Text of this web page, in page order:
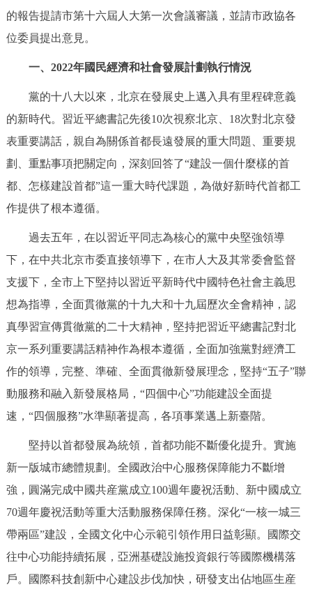
仲介服務
12345網上接訴即辦 我要諮詢 我要建議
參與調查 線上訪談 圖説互動
走進北京
北京概況 十六區概覽
多語種
ENGLISH 한국어 日本語
ESPAÑOL العربية PORTUGUÊS
ITALIANO
回到頂部
的報告提請市第十六屆人大第一次會議審議，並請市政協各
位委員提出意見。
一、2022年國民經濟和社會發展計劃執行情況
黨的十八大以來，北京在發展史上邁入具有里程碑意義
的新時代。習近平總書記先後10次視察北京、18次對北京發
表重要講話，親自為關係首都長遠發展的重大問題、重要規
劃、重點事項把關定向，深刻回答了“建設一個什麼樣的首
都、怎樣建設首都”這一重大時代課題，為做好新時代首都工
作提供了根本遵循。
過去五年，在以習近平同志為核心的黨中央堅強領導
下，在中共北京市委直接領導下，在市人大及其常委會監督
支援下，全市上下堅持以習近平新時代中國特色社會主義思
想為指導，全面貫徹黨的十九大和十九屆歷次全會精神，認
真學習宣傳貫徹黨的二十大精神，堅持把習近平總書記對北
京一系列重要講話精神作為根本遵循，全面加強黨對經濟工
作的領導，完整、準確、全面貫徹新發展理念，堅持“五子”聯
動服務和融入新發展格局，“四個中心”功能建設全面提
速，“四個服務”水準顯著提高，各項事業邁上新臺階。
堅持以首都發展為統領，首都功能不斷優化提升。實施
新一版城市總體規劃。全國政治中心服務保障能力不斷增
強，圓滿完成中國共産黨成立100週年慶祝活動、新中國成立
70週年慶祝活動等重大活動服務保障任務。深化“一核一城三
帶兩區”建設，全國文化中心示範引領作用日益彰顯。國際交
往中心功能持續拓展，亞洲基礎設施投資銀行等國際機構落
戶。國際科技創新中心建設步伐加快，研發支出佔地區生産